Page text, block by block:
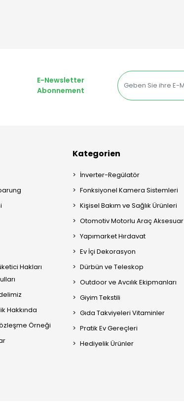
E-Newsletter
Abonnement
Hakları
Hakkında
Örneği
Kategorien
İnverter-Regülatör
Fonksiyonel Kamera Sistemleri
Kişisel Bakım ve Sağlık Ürünleri
Otomotiv Motorlu Araç Aksesuar
Yapımarket Hırdavat
Ev İçi Dekorasyon
Dürbün ve Teleskop
Outdoor ve Avcılık Ekipmanları
Giyim Tekstili
Gıda Takviyeleri Vitaminler
Pratik Ev Gereçleri
Hediyelik Ürünler